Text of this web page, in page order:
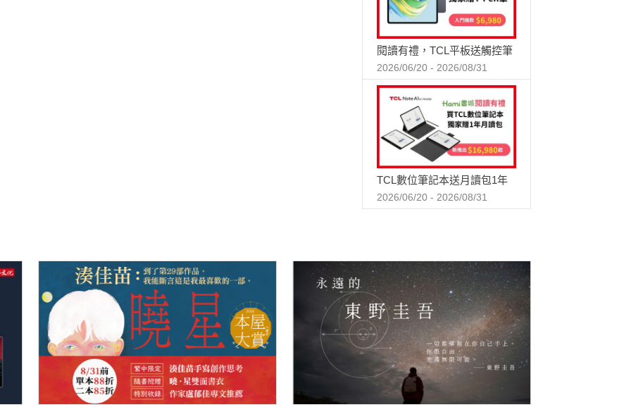
閱讀有禮，TCL平板送觸控筆
2026/06/20 - 2026/08/31
TCL數位筆記本送月讀包1年
2026/06/20 - 2026/08/31